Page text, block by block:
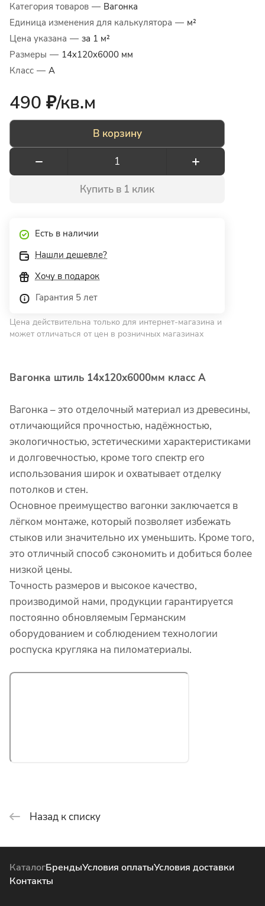
Категория товаров — Вагонка
Единица изменения для калькулятора — м²
Цена указана — за 1 м²
Размеры — 14x120x6000 мм
Класс — A
490 ₽/кв.м
В корзину
Купить в 1 клик
Есть в наличии
Нашли дешевле?
Хочу в подарок
Гарантия 5 лет
Цена действительна только для интернет-магазина и
может отличаться от цен в розничных магазинах
Вагонка штиль 14x120x6000мм класс А
Вагонка – это отделочный материал из древесины,
отличающийся прочностью, надёжностью,
экологичностью, эстетическими характеристиками
и долговечностью, кроме того спектр его
использования широк и охватывает отделку
потолков и стен.
Основное преимущество вагонки заключается в
лёгком монтаже, который позволяет избежать
стыков или значительно их уменьшить. Кроме того,
это отличный способ сэкономить и добиться более
низкой цены.
Точность размеров и высокое качество,
производимой нами, продукции гарантируется
постоянно обновляемым Германским
оборудованием и соблюдением технологии
роспуска кругляка на пиломатериалы.
Назад к списку
КаталогБрендыУсловия оплатыУсловия доставки
Контакты